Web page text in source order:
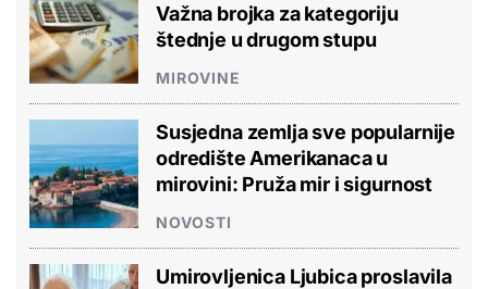
Važna brojka za kategoriju
štednje u drugom stupu
MIROVINE
Susjedna zemlja sve popularnije
odredište Amerikanaca u
mirovini: Pruža mir i sigurnost
NOVOSTI
Umirovljenica Ljubica proslavila